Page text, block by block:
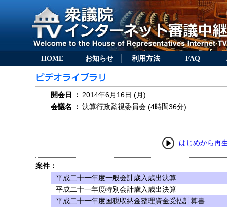
HOME お知らせ 利用方法 FAQ
開会日 ： 2014年6月16日 (月)
会議名
： 決算行政監視委員会 (4時間36分)
はじめから再
案件：
平成二十一年度一般会計歳入歳出決算
平成二十一年度特別会計歳入歳出決算
平成二十一年度国税収納金整理資金受払計算書